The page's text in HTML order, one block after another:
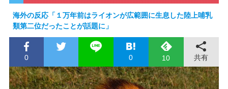
海外の反応「１万年前はライオンが広範囲に生息した陸上哺乳
類第二位だったことが話題に」
0 0 10 共有